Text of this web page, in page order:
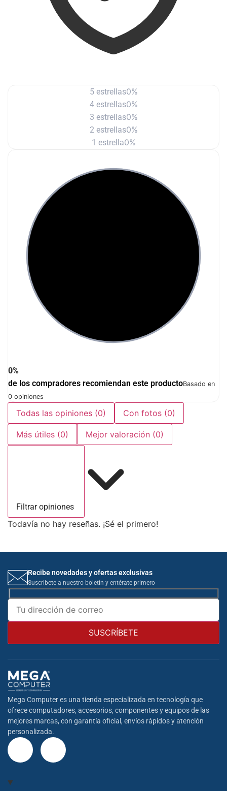
5 estrellas0%
4 estrellas0%
3 estrellas0%
2 estrellas0%
1 estrella0%
0%
de los compradores recomiendan este productoBasado en
0 opiniones
Todas las opiniones (0) Con fotos (0)
Más útiles (0) Mejor valoración (0)
Filtrar opiniones
Todavía no hay reseñas. ¡Sé el primero!
Recibe novedades y ofertas exclusivas
Suscribete a nuestro boletín y entérate primero
Mega Computer es una tienda especializada en tecnología que
ofrece computadores, accesorios, componentes y equipos de las
mejores marcas, con garantía oficial, envíos rápidos y atención
personalizada.